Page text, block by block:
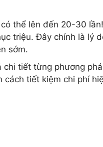
thể lên đến 20-30
triệu. Đây chính là lý
sớm.
tiết từng phương
tiết kiệm chi phí